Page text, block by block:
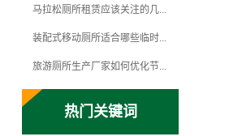
马拉松厕所租赁应该关注的几...
装配式移动厕所适合哪些临时...
旅游厕所生产厂家如何优化节...
热门关键词